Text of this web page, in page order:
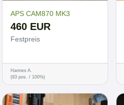
APS CAM870 MK3
460 EUR
Festpreis
Hannes A.
(93 pos. / 100%)